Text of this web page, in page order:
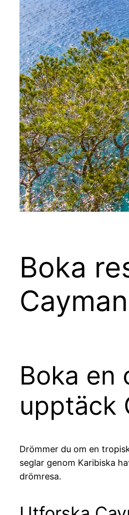
Boka
Boka en
upptäck
Drömmer du om en
seglar genom Karibiska
drömresa.